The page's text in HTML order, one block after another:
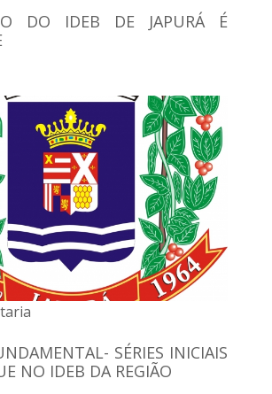
DO IDEB DE JAPURÁ É
SÉRIES INICIAIS
NO IDEB DA REGIÃO